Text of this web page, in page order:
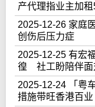
产代理指业主加
2025-12-26 家庭
创伤后压力症
2025-12-25 有宏
徨 社工盼陪伴面
2025-12-24 「粤
措施带旺香港百业